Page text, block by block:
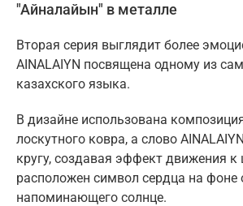
"Айналайын" в металле
Вторая серия выглядит более
AINALAIYN посвящена одному из
казахского языка.
В дизайне использована
лоскутного ковра, а слово
кругу, создавая эффект движения к
расположен символ сердца на фоне
напоминающего солнце.